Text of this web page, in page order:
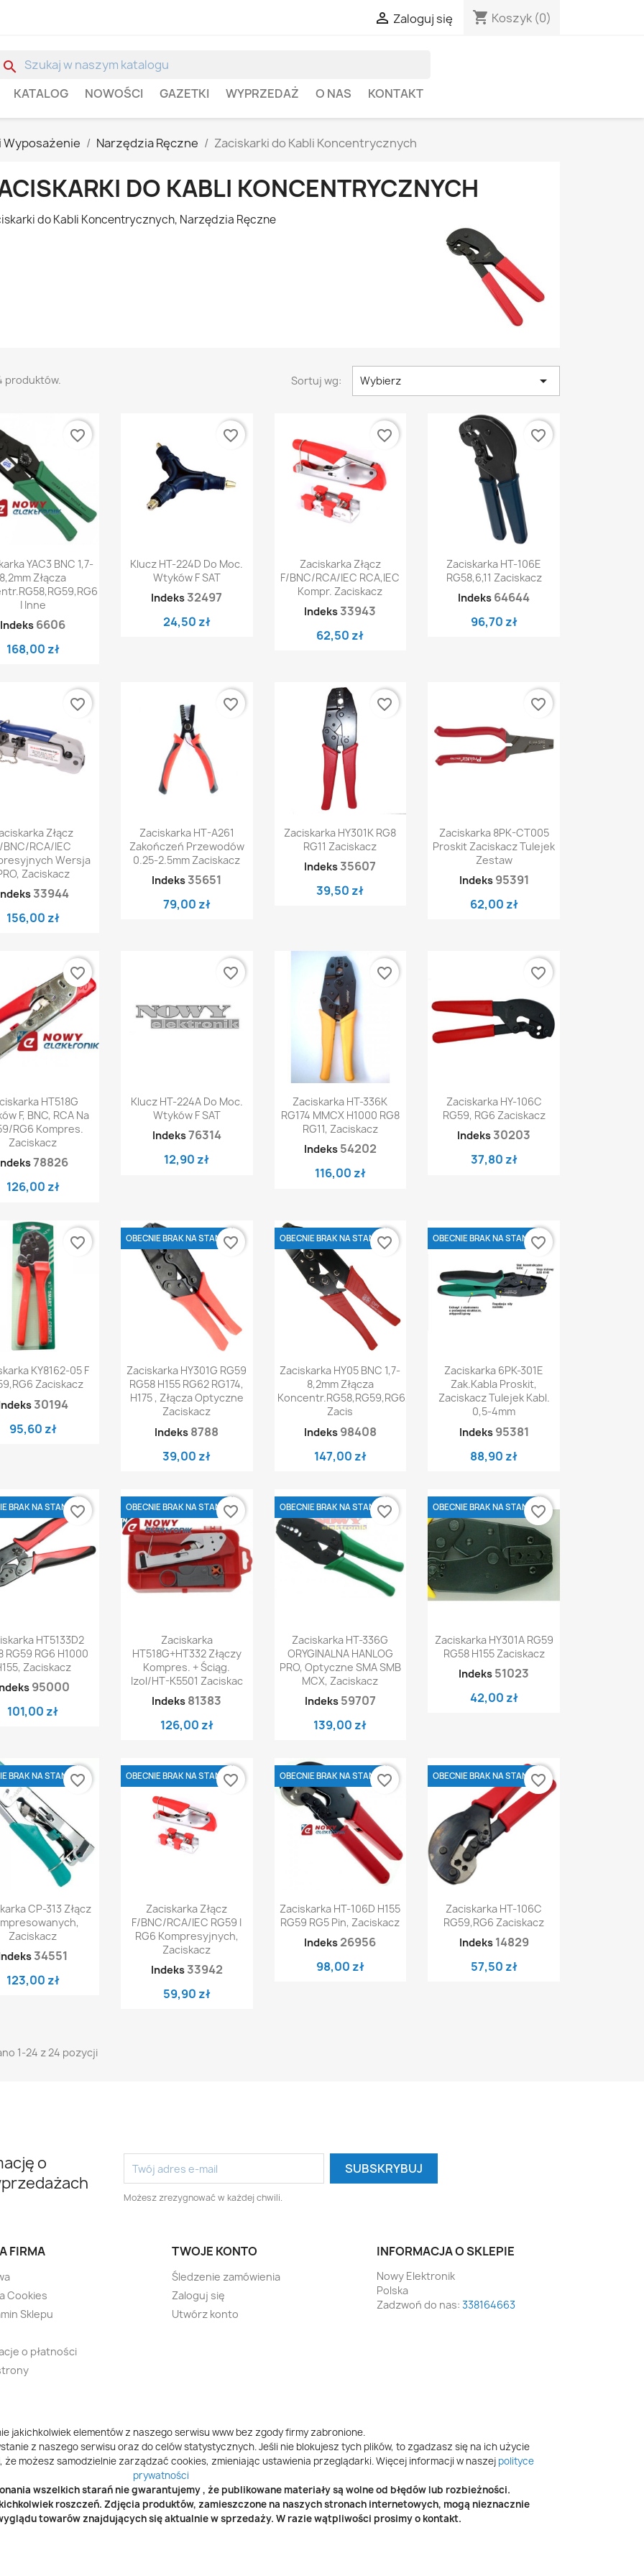
 Zaloguj się shopping_cart Koszyk (0)
search
KATALOG NOWOŚCI GAZETKI WYPRZEDAŻ O NAS KONTAKT
Narzędzia Ręczne Zaciskarki do Kabli Koncentrycznych
DO KABLI KONCENTRYCZNYCH
do Kabli Koncentrycznych, Narzędzia Ręczne
produktów. Sortuj wg: Wybierz 
Szybki podgląd
YAC3 BNC 1,7-
8,2mm Złącza
I Inne
Indeks 6606
168,00 zł
favorite_border
Szybki podgląd
Klucz HT-224D Do Moc.
Wtyków F SAT
Indeks 32497
24,50 zł
favorite_border
Szybki podgląd
Zaciskarka Złącz
F/BNC/RCA/IEC RCA,IEC
Kompr. Zaciskacz
Indeks 33943
62,50 zł
favorite_border
Szybki podgląd
Zaciskarka HT-106E
RG58,6,11 Zaciskacz
Indeks 64644
96,70 zł
favorite_border
Szybki podgląd
Złącz
BNC/RCA/IEC
Wersja
Zaciskacz
33944
156,00 zł
favorite_border
Szybki podgląd
Zaciskarka HT-A261
Zakończeń Przewodów
0.25-2.5mm Zaciskacz
Indeks 35651
79,00 zł
favorite_border
Szybki podgląd
Zaciskarka HY301K RG8
RG11 Zaciskacz
Indeks 35607
39,50 zł
favorite_border
Szybki podgląd
Zaciskarka 8PK-CT005
Proskit Zaciskacz Tulejek
Zestaw
Indeks 95391
62,00 zł
favorite_border
podgląd
HT518G
F, BNC, RCA Na
RG6 Kompres.
Zaciskacz
78826
126,00 zł
favorite_border
Szybki podgląd
Klucz HT-224A Do Moc.
Wtyków F SAT
Indeks76314
12,90 zł
favorite_border
Szybki podgląd
Zaciskarka HT-336K
RG174 MMCX H1000 RG8
RG11, Zaciskacz
Indeks 54202
116,00 zł
favorite_border
Szybki podgląd
Zaciskarka HY-106C
RG59, RG6 Zaciskacz
Indeks 30203
37,80 zł
favorite_border
podgląd
KY8162-05 F
Zaciskacz
30194
95,60 zł
favorite_border
Szybki podgląd
Zaciskarka HY301G RG59
RG58 H155 RG62 RG174,
H175 , Złącza Optyczne
Zaciskacz
Indeks 8788
39,00 zł
OBECNIE BRAK NA STANIEfavorite_border
Szybki podgląd
Zaciskarka HY05 BNC 1,7-
8,2mm Złącza
Koncentr.RG58,RG59,RG6,YAC3
Zacis
Indeks 98408
147,00 zł
OBECNIE BRAK NA STANIEfavorite_border
Szybki podgląd
Zaciskarka 6PK-301E
Zak.kabla Proskit,
Zaciskacz Tulejek Kabl.
0,5-4mm
Indeks 95381
88,90 zł
OBECNIE BRAK NA STANIEfavorite_border
podgląd
HT5133D2
RG59 RG6 H1000
Zaciskacz
95000
101,00 zł
BRAK NA STANIEfavorite_border
Szybki podgląd
Zaciskarka
HT518G+HT332 Złączy
Kompres. + Ściąg.
Izol/HT-K5501 Zaciskac
Indeks 81383
126,00 zł
OBECNIE BRAK NA STANIEfavorite_border
Szybki podgląd
Zaciskarka HT-336G
ORYGINALNA HANLOG
PRO, Optyczne SMA SMB
MCX, Zaciskacz
Indeks 59707
139,00 zł
OBECNIE BRAK NA STANIEfavorite_border
Szybki podgląd
Zaciskarka HY301A RG59
RG58 H155 Zaciskacz
Indeks 51023
42,00 zł
OBECNIE BRAK NA STANIEfavorite_border
podgląd
CP-313 Złącz
Zaciskacz
34551
123,00 zł
BRAK NA STANIEfavorite_border
Szybki podgląd
Zaciskarka Złącz
F/BNC/RCA/IEC RG59 I
RG6 Kompresyjnych,
Zaciskacz
Indeks 33942
59,90 zł
OBECNIE BRAK NA STANIEfavorite_border
Szybki podgląd
Zaciskarka HT-106D H155
RG59 RG5 Pin, Zaciskacz
Indeks 26956
98,00 zł
OBECNIE BRAK NA STANIEfavorite_border
Szybki podgląd
Zaciskarka HT-106C
RG59,RG6 Zaciskacz
Indeks 14829
57,50 zł
OBECNIE BRAK NA STANIEfavorite_border
1-24 z 24 pozycji
o
Możesz zrezygnować w każdej chwili.
FIRMA
Cookies
Sklepu
o płatności
TWOJE KONTO
Śledzenie zamówienia
Zaloguj się
Utwórz konto
INFORMACJA O SKLEPIE
Nowy Elektronik
Polska
Zadzwoń do nas: 338164663
jakichkolwiek elementów z naszego serwisu www bez zgody firmy zabronione.
z naszego serwisu oraz do celów statystycznych. Jeśli nie blokujesz tych plików, to zgadzasz się na ich użycie
możesz samodzielnie zarządzać cookies, zmieniając ustawienia przeglądarki. Więcej informacji w naszej polityce
prywatności
wszelkich starań nie gwarantujemy , że publikowane materiały są wolne od błędów lub rozbieżności.
roszczeń. Zdjęcia produktów, zamieszczone na naszych stronach internetowych, mogą nieznacznie
towarów znajdujących się aktualnie w sprzedaży. W razie wątpliwości prosimy o kontakt.